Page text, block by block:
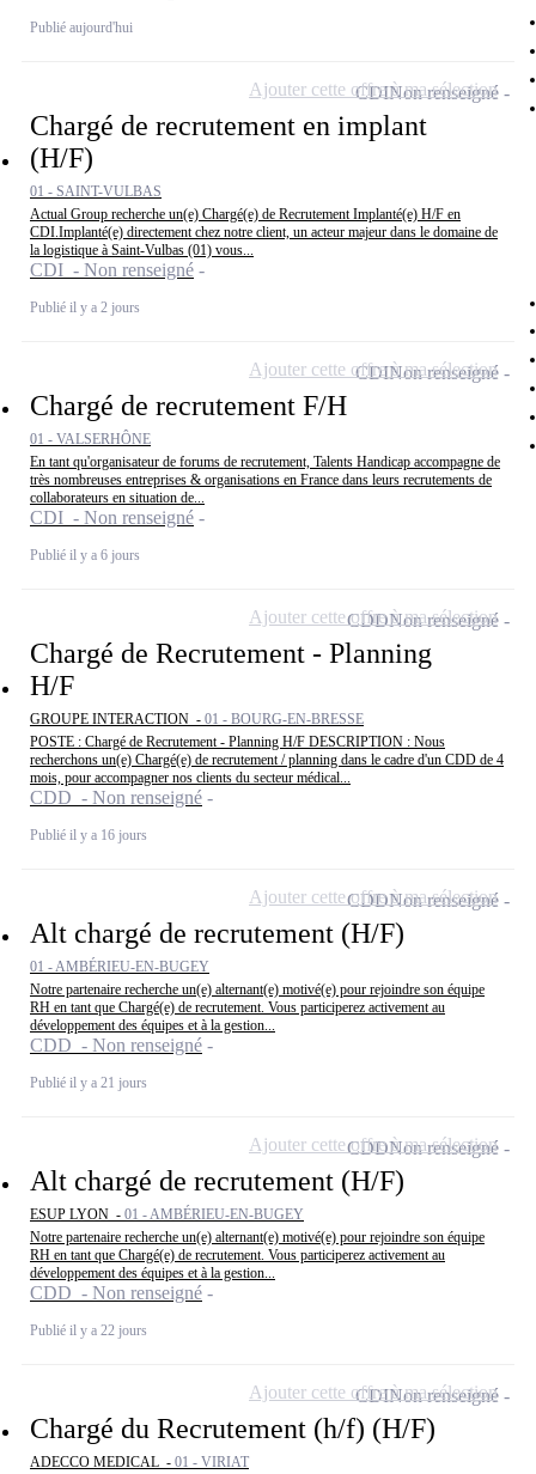
Publié aujourd'hui
Chargé de recrutement en implant
(H/F)
01 - SAINT-VULBAS
Actual Group recherche un(e) Chargé(e) de Recrutement Implanté(e) H/F en
CDI.Implanté(e) directement chez notre client, un acteur majeur dans le domaine de
la logistique à Saint-Vulbas (01) vous...
CDI - Non renseigné
Publié il y a 2 jours
CDINon renseigné
Ajouter cette offre à ma sélection
Chargé de recrutement F/H
01 - VALSERHÔNE
En tant qu'organisateur de forums de recrutement, Talents Handicap accompagne de
très nombreuses entreprises & organisations en France dans leurs recrutements de
collaborateurs en situation de...
CDI - Non renseigné
Publié il y a 6 jours
CDINon renseigné
Ajouter cette offre à ma sélection
Chargé de Recrutement - Planning
H/F
GROUPE INTERACTION - 01 - BOURG-EN-BRESSE
POSTE : Chargé de Recrutement - Planning H/F DESCRIPTION : Nous
recherchons un(e) Chargé(e) de recrutement / planning dans le cadre d'un CDD de 4
mois, pour accompagner nos clients du secteur médical...
CDD - Non renseigné
Publié il y a 16 jours
CDDNon renseigné
Ajouter cette offre à ma sélection
Alt chargé de recrutement (H/F)
01 - AMBÉRIEU-EN-BUGEY
Notre partenaire recherche un(e) alternant(e) motivé(e) pour rejoindre son équipe
RH en tant que Chargé(e) de recrutement. Vous participerez activement au
développement des équipes et à la gestion...
CDD - Non renseigné
Publié il y a 21 jours
CDDNon renseigné
Ajouter cette offre à ma sélection
Alt chargé de recrutement (H/F)
ESUP LYON - 01 - AMBÉRIEU-EN-BUGEY
Notre partenaire recherche un(e) alternant(e) motivé(e) pour rejoindre son équipe
RH en tant que Chargé(e) de recrutement. Vous participerez activement au
développement des équipes et à la gestion...
CDD - Non renseigné
Publié il y a 22 jours
CDDNon renseigné
Ajouter cette offre à ma sélection
Chargé du Recrutement (h/f) (H/F)
ADECCO MEDICAL - 01 - VIRIAT
CDINon renseigné
Ajouter cette offre à ma sélection